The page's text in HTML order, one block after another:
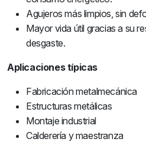
Agujeros más limpios, sin
Mayor vida útil gracias a su
desgaste.
Aplicaciones típicas
Fabricación metalmecánica
Estructuras metálicas
Montaje industrial
Calderería y maestranza